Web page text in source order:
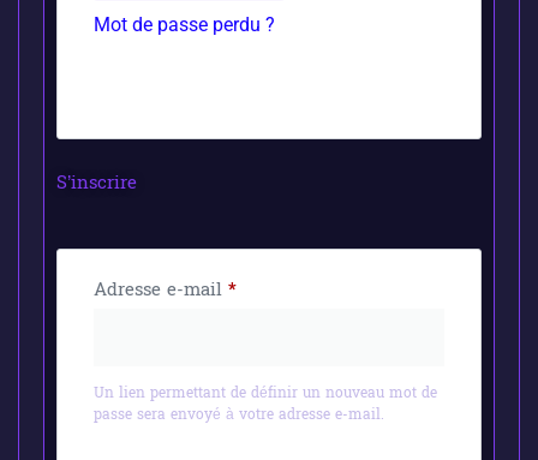
Mot de passe perdu ?
S’inscrire
Adresse e-mail*
Un lien permettant de définir un nouveau mot de
passe sera envoyé à votre adresse e-mail.